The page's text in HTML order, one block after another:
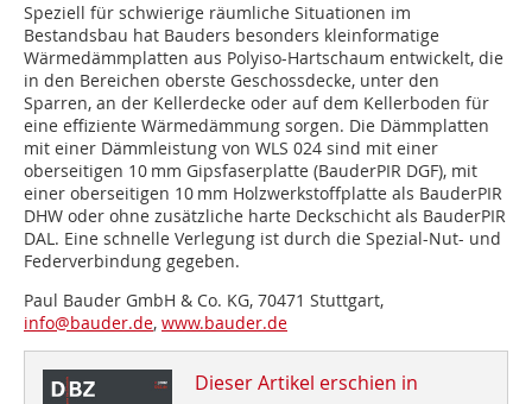
Speziell für schwierige räumliche Situationen im
Bestandsbau hat Bauders besonders kleinformatige
Wärmedämmplatten aus Polyiso-Hartschaum entwickelt, die
in den Bereichen oberste Geschossdecke, unter den
Sparren, an der Kellerdecke oder auf dem Kellerboden für
eine effiziente Wärmedämmung sorgen. Die Dämmplatten
mit einer Dämmleistung von WLS 024 sind mit einer
oberseitigen 10 mm Gipsfaserplatte (BauderPIR DGF), mit
einer oberseitigen 10 mm Holzwerkstoffplatte als BauderPIR
DHW oder ohne zusätzliche harte Deckschicht als BauderPIR
DAL. Eine schnelle Verlegung ist durch die Spezial-Nut- und
Federverbindung gegeben.
Paul Bauder GmbH & Co. KG, 70471 Stuttgart,
info@bauder.de, www.bauder.de
Dieser Artikel erschien in